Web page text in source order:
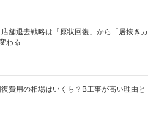
舗退去戦略は「原状回復」から「居抜きカ
わる
復費用の相場はいくら？B工事が高い理由と